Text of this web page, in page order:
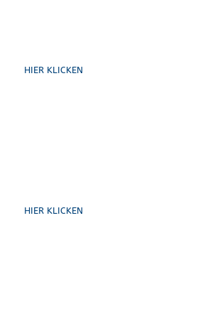
HIER KLICKEN
HIER KLICKEN